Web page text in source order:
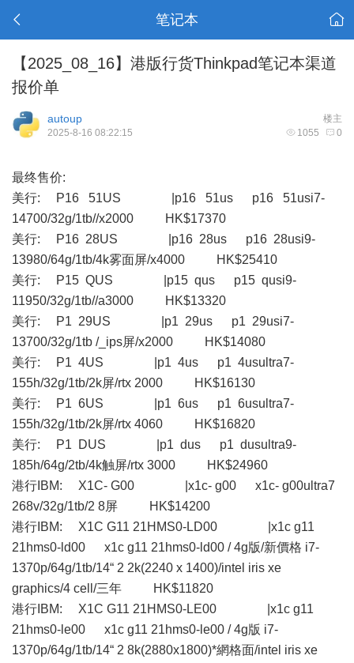
笔记本
【2025_08_16】港版行货Thinkpad笔记本渠道
报价单
楼主
autoup
1055 0
2025-8-16 08:22:15
最终售价:
美行: P16 51US |p16 51us p16 51usi7-
14700/32g/1tb//x2000 HK$17370
美行: P16 28US |p16 28us p16 28usi9-
13980/64g/1tb/4k雾面屏/x4000 HK$25410
美行: P15 QUS |p15 qus p15 qusi9-
11950/32g/1tb//a3000 HK$13320
美行: P1 29US |p1 29us p1 29usi7-
13700/32g/1tb /_ips屏/x2000 HK$14080
美行: P1 4US |p1 4us p1 4usultra7-
155h/32g/1tb/2k屏/rtx 2000 HK$16130
美行: P1 6US |p1 6us p1 6usultra7-
155h/32g/1tb/2k屏/rtx 4060 HK$16820
美行: P1 DUS |p1 dus p1 dusultra9-
185h/64g/2tb/4k触屏/rtx 3000 HK$24960
港行IBM: X1C- G00 |x1c- g00 x1c- g00ultra7
268v/32g/1tb/2 8屏 HK$14200
港行IBM: X1C G11 21HMS0-LD00 |x1c g11
21hms0-ld00 x1c g11 21hms0-ld00 / 4g版/新價格 i7-
1370p/64g/1tb/14“ 2 2k(2240 x 1400)/intel iris xe
graphics/4 cell/三年 HK$11820
港行IBM: X1C G11 21HMS0-LE00 |x1c g11
21hms0-le00 x1c g11 21hms0-le00 / 4g版 i7-
1370p/64g/1tb/14“ 2 8k(2880x1800)*網格面/intel iris xe